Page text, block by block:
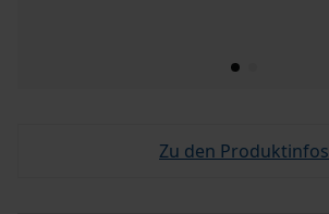
Zu den Produktinfos